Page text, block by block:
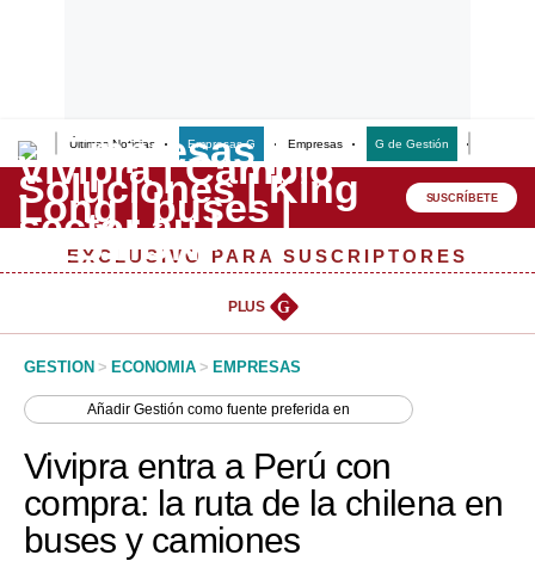
Últimas Noticias Empresas G Empresas G de Gestión
Lo último
Peru Quiosco
Management & Empleo
Perú
Política
SUSCRÍBETE
EXCLUSIVO PARA SUSCRIPTORES
PLUS G
GESTION > ECONOMIA > EMPRESAS
AñadirGestión como fuente preferida en
Vivipra entra a Perú con
compra: la ruta de la chilena en
buses y camiones